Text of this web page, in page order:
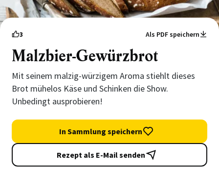
3 Als PDF speichern
Malzbier-Gewürzbrot
Mit seinem malzig-würzigem Aroma stiehlt dieses
Brot mühelos Käse und Schinken die Show.
Unbedingt ausprobieren!
In Sammlung speichern
Rezept als E-Mail senden